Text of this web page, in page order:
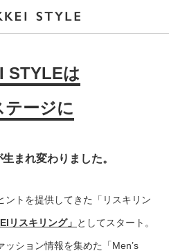
STYLEは
テージに
まれ変わりました。
ントを提供してきた「リスキリン
リスキリング」 としてスタート。
ション情報を集めた「Men’s